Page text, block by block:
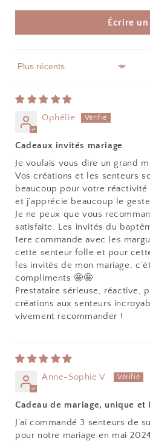
Écrire
Sort by
Ophélie
Cadeaux invités mariage
Je voulais vous dire un grand
Vos créations et les senteurs
beaucoup pour votre
et j’apprécie beaucoup le
Je ne peux que vous
satisfaite. Les invités du
1ere commande avec les
cette senteur folle et pour
les invités de mon mariage,
compliments 🤩🤩
Prestataire sérieuse, réactive,
créations aux senteurs
vivement recommander !
Anne-Sophie V.
Cadeau de mariage, unique et
J’ai commandé 3 senteurs de
pour notre mariage en mai